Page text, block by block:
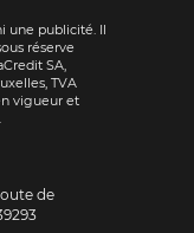
une publicité. Il
réserve
SA,
TVA
vigueur et
de